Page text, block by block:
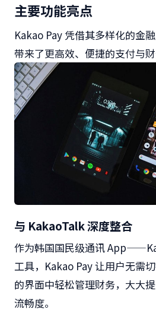
主要功能亮点
Kakao Pay凭借其多样化的金
带来了更高效、便捷的支付与财
与 KakaoTalk深度整合
作为韩国国民级通讯
工具， Kakao Pay让用户无需
的界面中轻松管理财务，大大
流畅度。